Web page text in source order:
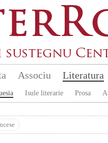
Associu Literatura
Isule literarie Prosa